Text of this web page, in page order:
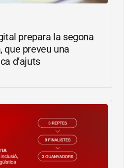
prepara la segona
que preveu una
d’ajuts